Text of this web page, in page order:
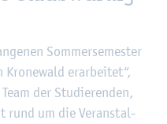
Som­mer­se­mes­ter
er­ar­bei­tet“,
der Stu­die­ren­den,
rund um die Ver­an­stal­